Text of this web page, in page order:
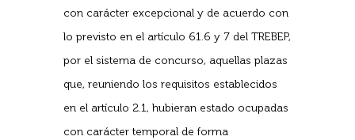
con carácter excepcional y de acuerdo con
lo previsto en el artículo 61.6 y 7 del TREBEP,
por el sistema de concurso, aquellas plazas
que, reuniendo los requisitos establecidos
en el artículo 2.1, hubieran estado ocupadas
con carácter temporal de forma